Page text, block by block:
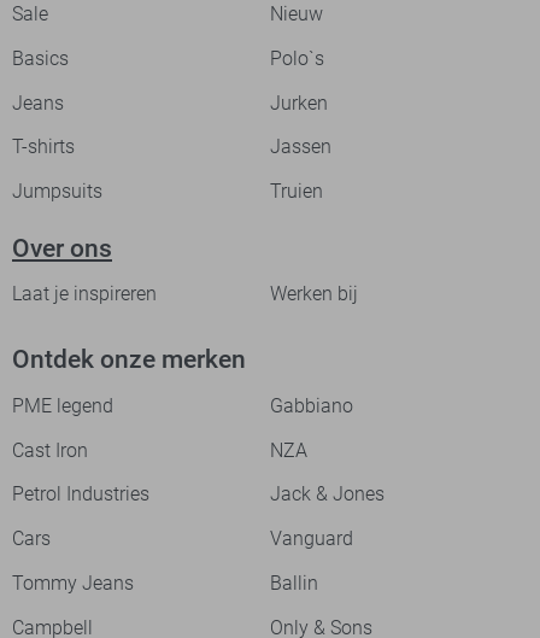
Sale
Nieuw
Basics
Polo`s
Jeans
Jurken
T-shirts
Jassen
Jumpsuits
Truien
Over ons
Laat je inspireren Werken bij
Ontdek onze merken
PME legend
Gabbiano
Cast Iron
NZA
Petrol Industries
Jack & Jones
Cars
Vanguard
Tommy Jeans
Ballin
Campbell
Only & Sons